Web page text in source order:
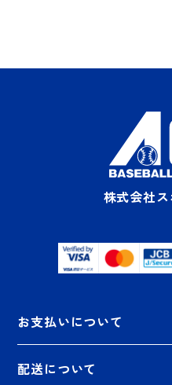
株式会社
お支払いについて
配送について